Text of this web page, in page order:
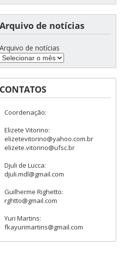
Arquivo de notícias
Arquivo de notícias
CONTATOS
Coordenação:
Elizete Vitorino:
elizetevitorino@yahoo.com.br
elizete.vitorino@ufsc.br
Djuli de Lucca:
djuli.mdl@gmail.com
Guilherme Righetto:
rghtto@gmail.com
Yuri Martins:
fkayurimartins@gmail.com